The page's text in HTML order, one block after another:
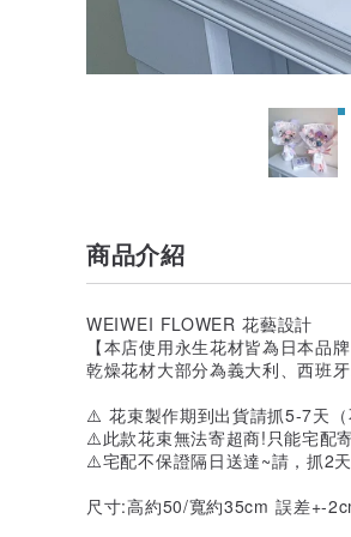
商品介紹
WEIWEI FLOWER 花藝設計
【本店使用永生花材皆為日本品
乾燥花材大部分為義大利、西班
⚠️ 花束製作期到出貨請抓5-7天（
⚠️此款花束無法寄超商!只能宅配
⚠️宅配不保證隔日送達~請，抓2
尺寸:高約50/寬約35cm 誤差+-